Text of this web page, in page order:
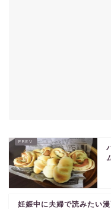
妊娠中に夫婦で読みたい